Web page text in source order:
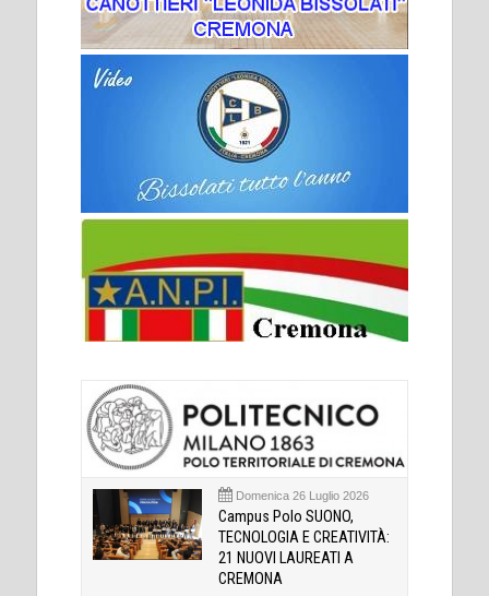
Domenica 26 Luglio 2026
Campus Polo SUONO,
TECNOLOGIA E CREATIVITÀ:
21 NUOVI LAUREATI A
CREMONA